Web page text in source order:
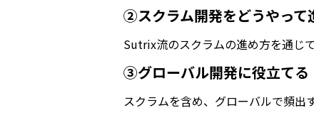
②スクラム開発をどうやって
Sutrix流のスクラムの進め方を通じ
③グローバル開発に役立てる
スクラムを含め、グローバルで頻出